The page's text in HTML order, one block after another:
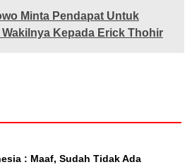
Minta Pendapat Untuk
Kepada Erick Thohir
: Maaf, Sudah Tidak Ada